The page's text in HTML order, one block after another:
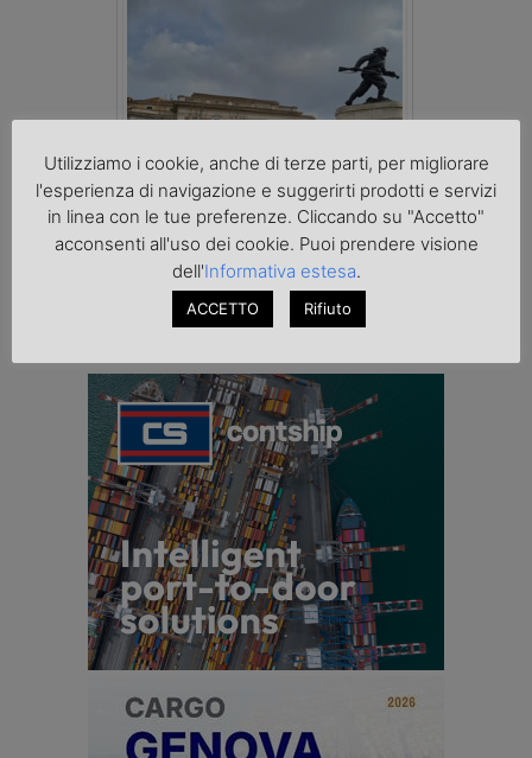
La riforma del Codice della Strada punta
sull’autotrasporto
Utilizziamo i cookie, anche di terze parti, per migliorare
l'esperienza di navigazione e suggerirti prodotti e servizi
in linea con le tue preferenze. Cliccando su "Accetto"
acconsenti all'uso dei cookie. Puoi prendere visione
dell'Informativa estesa.
ACCETTO Rifiuto